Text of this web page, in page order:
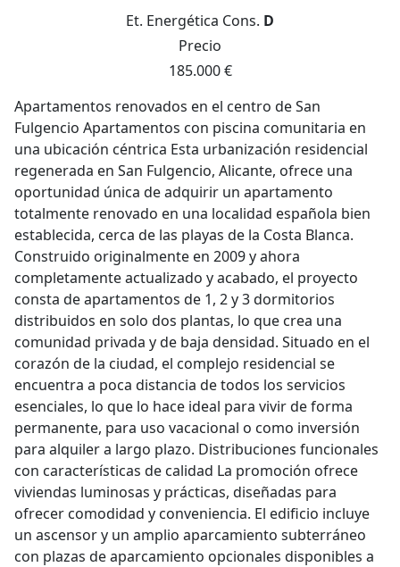
Et. Energética Cons. D
Precio
185.000 €
Apartamentos renovados en el centro de San
Fulgencio Apartamentos con piscina comunitaria en
una ubicación céntrica Esta urbanización residencial
regenerada en San Fulgencio, Alicante, ofrece una
oportunidad única de adquirir un apartamento
totalmente renovado en una localidad española bien
establecida, cerca de las playas de la Costa Blanca.
Construido originalmente en 2009 y ahora
completamente actualizado y acabado, el proyecto
consta de apartamentos de 1, 2 y 3 dormitorios
distribuidos en solo dos plantas, lo que crea una
comunidad privada y de baja densidad. Situado en el
corazón de la ciudad, el complejo residencial se
encuentra a poca distancia de todos los servicios
esenciales, lo que lo hace ideal para vivir de forma
permanente, para uso vacacional o como inversión
para alquiler a largo plazo. Distribuciones funcionales
con características de calidad La promoción ofrece
viviendas luminosas y prácticas, diseñadas para
ofrecer comodidad y conveniencia. El edificio incluye
un ascensor y un amplio aparcamiento subterráneo
con plazas de aparcamiento opcionales disponibles a